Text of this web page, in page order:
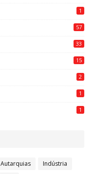
1
57
33
15
2
1
1
Autarquias
Indústria